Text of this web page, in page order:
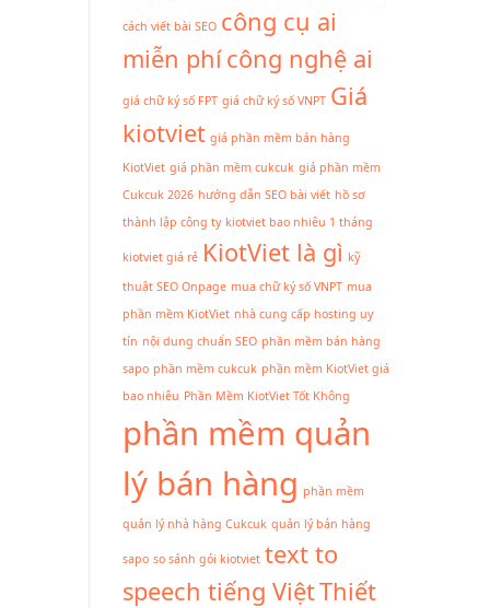
cách viết bài SEO công cụ ai
miễn phícông nghệ ai
giá chữ ký số FPT giá chữ ký số VNPT Giá
kiotviet giá phần mềm bán hàng
KiotViet giá phần mềm cukcuk giá phần mềm
Cukcuk 2026 hướng dẫn SEO bài viết hồ sơ
thành lập công ty kiotviet bao nhiêu 1 tháng
kiotviet giá rẻ KiotViet là gì kỹ
thuật SEO Onpage mua chữ ký số VNPT mua
phần mềm KiotViet nhà cung cấp hosting uy
tín nội dung chuẩn SEO phần mềm bán hàng
sapo phần mềm cukcuk phần mềm KiotViet giá
bao nhiêu Phần Mềm KiotViet Tốt Không
phần mềm quản
lý bán hàng phần mềm
quản lý nhà hàng Cukcuk quản lý bán hàng
sapo so sánh gói kiotviet text to
speech tiếng ViệtThiết